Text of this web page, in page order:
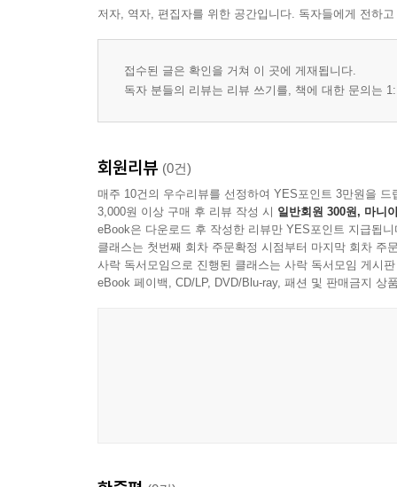
저자, 역자, 편집자를 위한 공간입니다. 독자들에게 전하
접수된 글은 확인을 거쳐 이 곳에 게재됩니다.
독자 분들의 리뷰는 리뷰 쓰기를, 책에 대한 문의는
회원리뷰 (0건)
매주 10건의 우수리뷰를 선정하여 YES포인트 3만원을 드
3,000원 이상 구매 후 리뷰 작성 시 일반회원 300원, 마니
eBook은 다운로드 후 작성한 리뷰만 YES포인트 지급됩니
클래스는 첫번째 회차 주문확정 시점부터 마지막 회차 주
사락 독서모임으로 진행된 클래스는 사락 독서모임 게시
eBook 페이백, CD/LP, DVD/Blu-ray, 패션 및 판매금지 상